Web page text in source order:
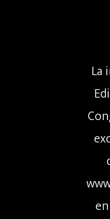
Hit enter
La